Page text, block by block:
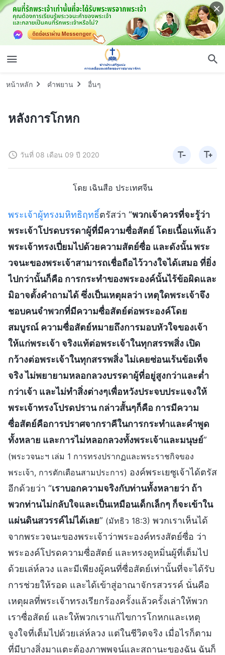
หน้าหลัก คำพยาน อื่นๆ
หลังการโกหก
วันที่ 08 เดือน 09 ปี 2020
โดย เฉินสือ ประเทศจีน
พระเจ้าผู้ทรงมหิทธิฤทธิ์ตรัสว่า “พวกเจ้าควรที่จะรู้ว่า
พระเจ้าโปรดบรรดาผู้ที่มีความซื่อสัตย์ โดยเนื้อแท้แล้ว
พระเจ้าทรงเปี่ยมไปด้วยความสัตย์ซื่อ และดังนั้น พระ
วจนะของพระเจ้าสามารถเชื่อถือไว้วางใจได้เสมอ ที่ยิ่ง
ไปกว่านั้นก็คือ การกระทำของพระองค์นั้นไร้ข้อผิดและ
มิอาจตั้งคำถามได้ ซึ่งเป็นเหตุผลว่า เหตุใดพระเจ้าจึง
ชอบคนจำพวกที่มีความซื่อสัตย์ต่อพระองค์โดย
สมบูรณ์ ความซื่อสัตย์หมายถึงการมอบหัวใจของเจ้า
ให้แก่พระเจ้า จริงแท้ต่อพระเจ้าในทุกสรรพสิ่ง เปิด
กว้างต่อพระเจ้าในทุกสรรพสิ่ง ไม่เคยซ่อนเร้นข้อเท็จ
จริง ไม่พยายามหลอกลวงบรรดาผู้ที่อยู่สูงกว่าและต่ำ
กว่าเจ้า และไม่ทำสิ่งต่างๆเพื่อหวังประจบประแจงให้
พระเจ้าทรงโปรดปราน กล่าวสั้นๆก็คือ การมีความ
ซื่อสัตย์คือการปราศจากราคีในการกระทำและคำพูด
ทั้งหลาย และการไม่หลอกลวงทั้งพระเจ้าและมนุษย์”
(พระวจนะฯ เล่ม 1 การทรงปรากฏและพระราชกิจของ
พระเจ้า, การตักเตือนสามประการ) องค์พระเยซูเจ้าได้ตรัส
อีกด้วยว่า “เราบอกความจริงกับท่านทั้งหลายว่า ถ้า
พวกท่านไม่กลับใจและเป็นเหมือนเด็กเล็กๆ ก็จะเข้าใน
แผ่นดินสวรรค์ไม่ได้เลย” (มัทธิว 18:3) พวกเราเห็นได้
จากพระวจนะของพระเจ้าว่าพระองค์ทรงสัตย์ซื่อ ว่า
พระองค์โปรดความซื่อสัตย์ และทรงดูหมิ่นผู้ที่เต็มไป
ด้วยเล่ห์ลวง และมีเพียงผู้คนที่ซื่อสัตย์เท่านั้นที่จะได้รับ
การช่วยให้รอด และได้เข้าสู่อาณาจักรสวรรค์ นั่นคือ
เหตุผลที่พระเจ้าทรงเรียกร้องครั้งแล้วครั้งเล่าให้พวก
เราซื่อสัตย์ และให้พวกเราแก้ไขการโกหกและเหตุ
จูงใจที่เต็มไปด้วยเล่ห์ลวง แต่ในชีวิตจริง เมื่อไรก็ตาม
ที่มีบางสิ่งมาแตะต้องภาพพจน์และสถานะของฉัน ฉันก็